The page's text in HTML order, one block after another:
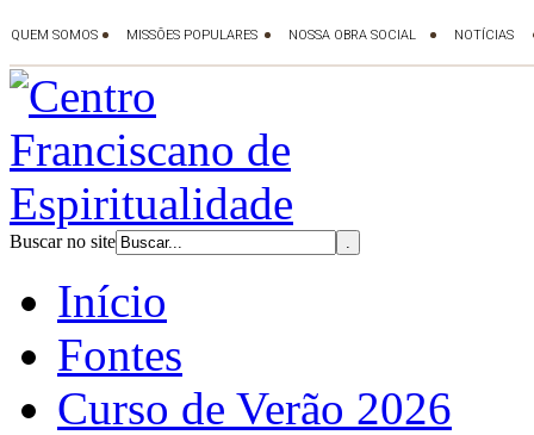
Buscar no site
Início
Fontes
Curso de Verão 2026